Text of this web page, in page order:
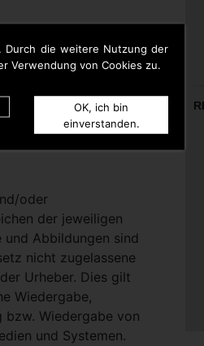
Durch die weitere Nutzung der
Verwendung von Cookies zu.
OK, ich bin
einverstanden.
dass sie keinerlei
hat. Deshalb distanziert
auf dieser Homepage
oder
der jeweiligen
Abbildungen sind
nicht zugelassene
Urheber. Dies gilt
Wiedergabe,
bzw. Wiedergabe von
und Systemen.